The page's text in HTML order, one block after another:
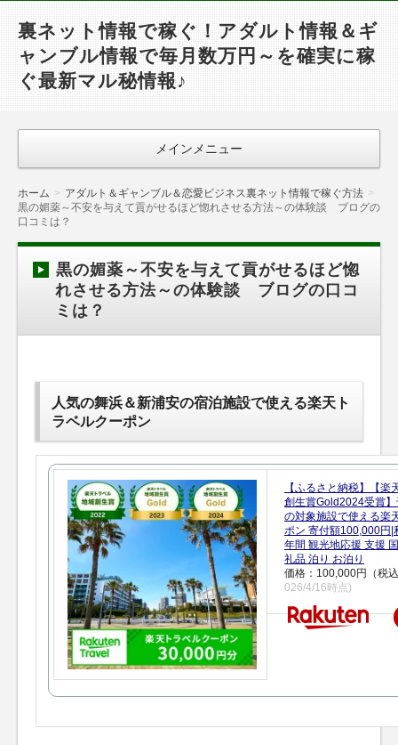
裏ネット情報で稼ぐ！アダルト情報＆ギ
ャンブル情報で毎月数万円～を確実に稼
ぐ最新マル秘情報♪
メインメニュー
ホーム
アダルト＆ギャンブル＆恋愛ビジネス裏ネット情報で稼ぐ方法
黒の媚薬～不安を与えて貢がせるほど惚れさせる方法～の体験談 ブログの
口コミは？
黒の媚薬～不安を与えて貢がせるほど惚
れさせる方法～の体験談 ブログの口コ
ミは？
人気の舞浜＆新浦安の宿泊施設で使える楽天ト
ラベルクーポン
【ふるさと納税】【楽
創生賞Gold2024受賞
の対象施設で使える楽
ポン 寄付額100,000円|
年間 観光地応援 支援
礼品 泊り お泊り
価格：100,000円（税
026/4/16時点)